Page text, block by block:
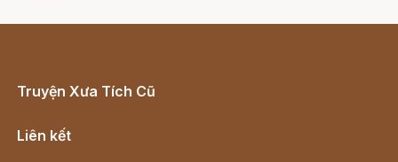
Truyện Xưa Tích Cũ
Liên kết